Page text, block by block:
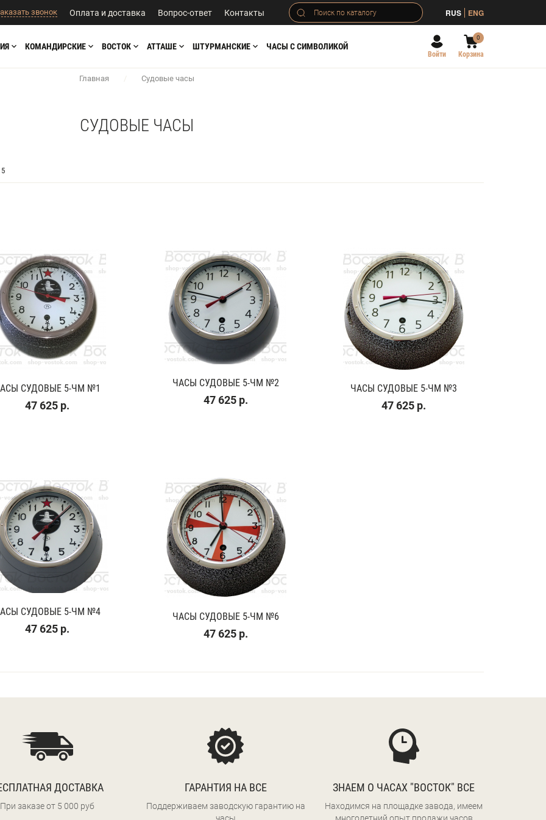
звонок Оплата и доставка Вопрос-ответ Контакты RUS ENG
КОМАНДИРСКИЕ ВОСТОК АТТАШЕ ШТУРМАНСКИЕ ЧАСЫ С СИМВОЛИКОЙ
Войти
0
Корзина
Главная / Судовые часы
СУДОВЫЕ ЧАСЫ
СУДОВЫЕ 5-ЧМ №1
47 625 р.
ЧАСЫ СУДОВЫЕ 5-ЧМ №2
47 625 р.
ЧАСЫ СУДОВЫЕ 5-ЧМ №3
47 625 р.
СУДОВЫЕ 5-ЧМ №4
47 625 р.
ЧАСЫ СУДОВЫЕ 5-ЧМ №6
47 625 р.
ДОСТАВКА
При заказе от 5 000 руб
ГАРАНТИЯ НА ВСЕ
Поддерживаем заводскую гарантию на
ЗНАЕМ О ЧАСАХ "ВОСТОК" ВСЕ
Находимся на площадке завода, имеем